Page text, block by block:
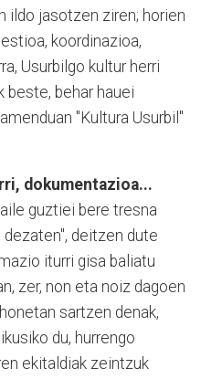
ildo jasotzen ziren; horien
koordinazioa,
Usurbilgo kultur herri
beste, behar hauei
"Kultura Usurbil"
dokumentazioa...
guztiei bere tresna
deitzen dute
iturri gisa baliatu
zer, non eta noiz dagoen
sartzen denak,
du, hurrengo
ekitaldiak zeintzuk